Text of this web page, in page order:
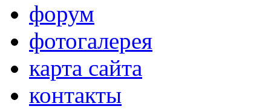
форум
фотогалерея
карта сайта
контакты